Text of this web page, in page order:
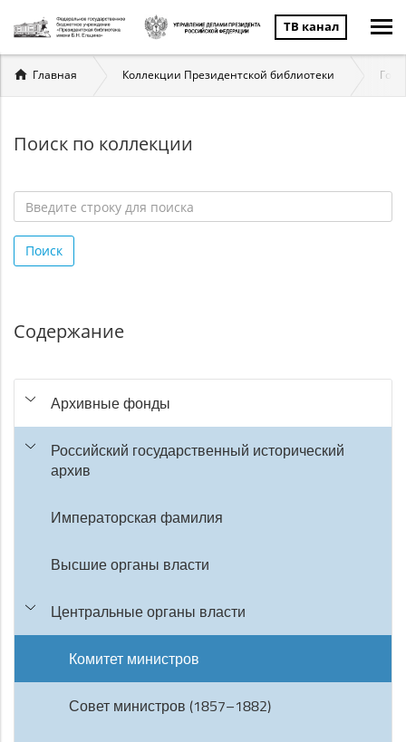
ТВ канал
Вы
здесь
Главная Коллекции Президентской библиотеки
Поиск по коллекции
строку
для
Поиск
Содержание
Архивные фонды
Российский государственный исторический
архив
Императорская фамилия
Высшие органы власти
Центральные органы власти
Комитет министров
Совет министров (1857–1882)